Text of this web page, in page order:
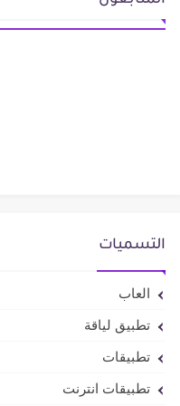
التسميات
العاب
تطبيق لياقة
تطبيقات
تطبيقات انترنت